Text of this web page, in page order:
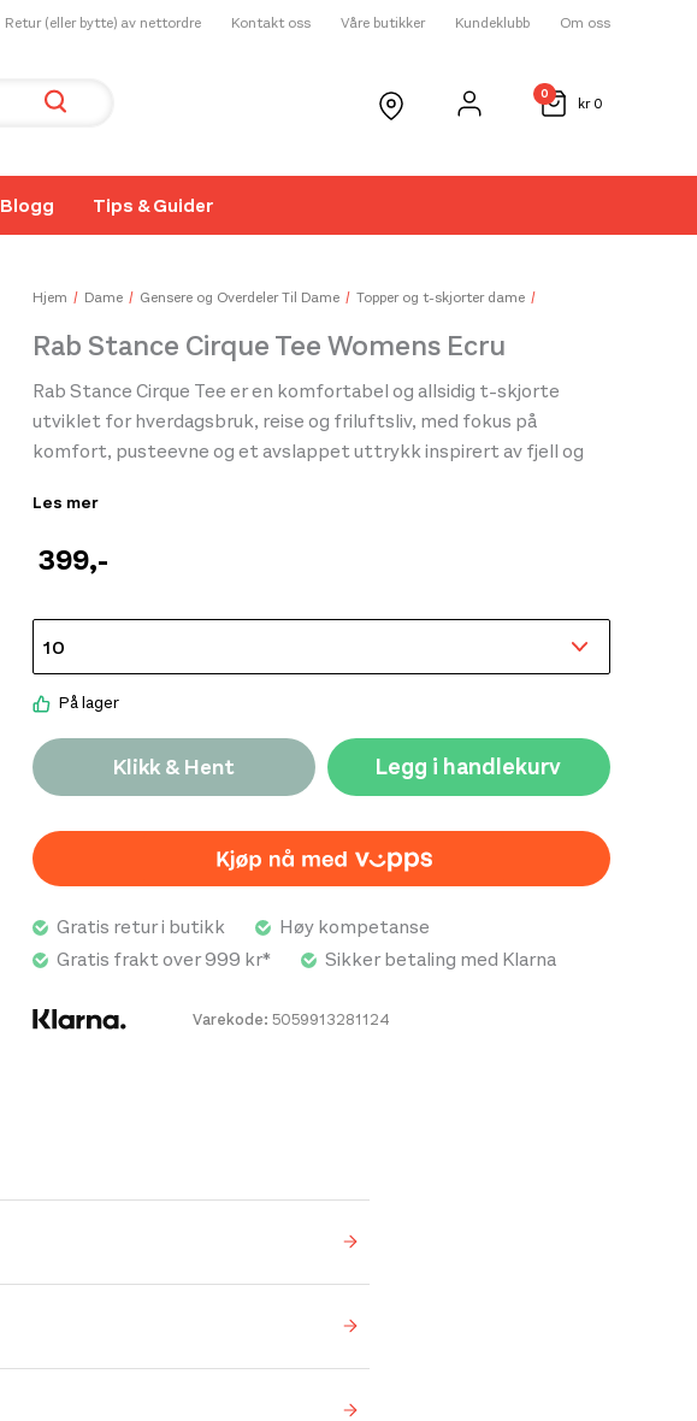
Retur (eller bytte) av nettordre Kontakt oss Våre butikker Kundeklubb Om oss
kr0
0
Blogg Tips & Guider
Hjem Dame Gensere og Overdeler Til Dame Topper og t-skjorter dame
Rab Stance Cirque Tee Womens Ecru
399,-
Rab Stance Cirque Tee er en komfortabel og allsidig t-skjorte
utviklet for hverdagsbruk, reise og friluftsliv, med fokus på
komfort, pusteevne og et avslappet uttrykk inspirert av fjell og
behagelig følelse mot huden og høy komfort gjennom hele dagen,
klassiske passformen gir god bevegelsesfrihet og gjør plagget
miljøet. Materialkonstruksjonen bidrar til god ventilasjon og
komfort ved varierende aktivitetsnivå, noe som gjør t-skjorten
Stance Cirque Tee kombinerer funksjonell komfort med et tidløst
design og er et naturlig valg for brukere som ønsker et allsidig
På lager
Klikk & Hent Legg i handlekurv
Varekode: 5059913281124
Les mer
Gratis retur i butikk
Høy kompetanse
Gratis frakt over 999 kr*
Sikker betaling med Klarna